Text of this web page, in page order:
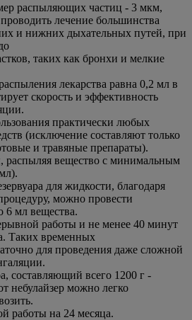
распыляющих частиц - 3 мкм,
лечение большинства
и нижних дыхательных путей, при
таких как бронхи и мелкие
лекарства равна 0,2 мл в
скорость и эффективность
практически любых
(исключение составляют только
и травяные препараты).
распыляя вещество с минимальным
для жидкости, благодаря
можно провести
6 мл вещества.
работы и не менее 40 минут
Таких временных
для проведения даже сложной
составляющий всего 1200 г -
небулайзер можно легко
работы на 24 месяца.